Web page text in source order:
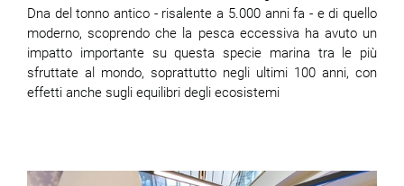
Dna del tonno antico - risalente a 5.000 anni fa - e di quello
moderno, scoprendo che la pesca eccessiva ha avuto un
impatto importante su questa specie marina tra le più
sfruttate al mondo, soprattutto negli ultimi 100 anni, con
effetti anche sugli equilibri degli ecosistemi